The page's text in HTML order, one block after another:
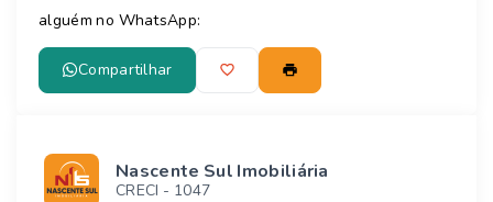
alguém no WhatsApp:
Compartilhar
Nascente Sul Imobiliária
CRECI - 1047